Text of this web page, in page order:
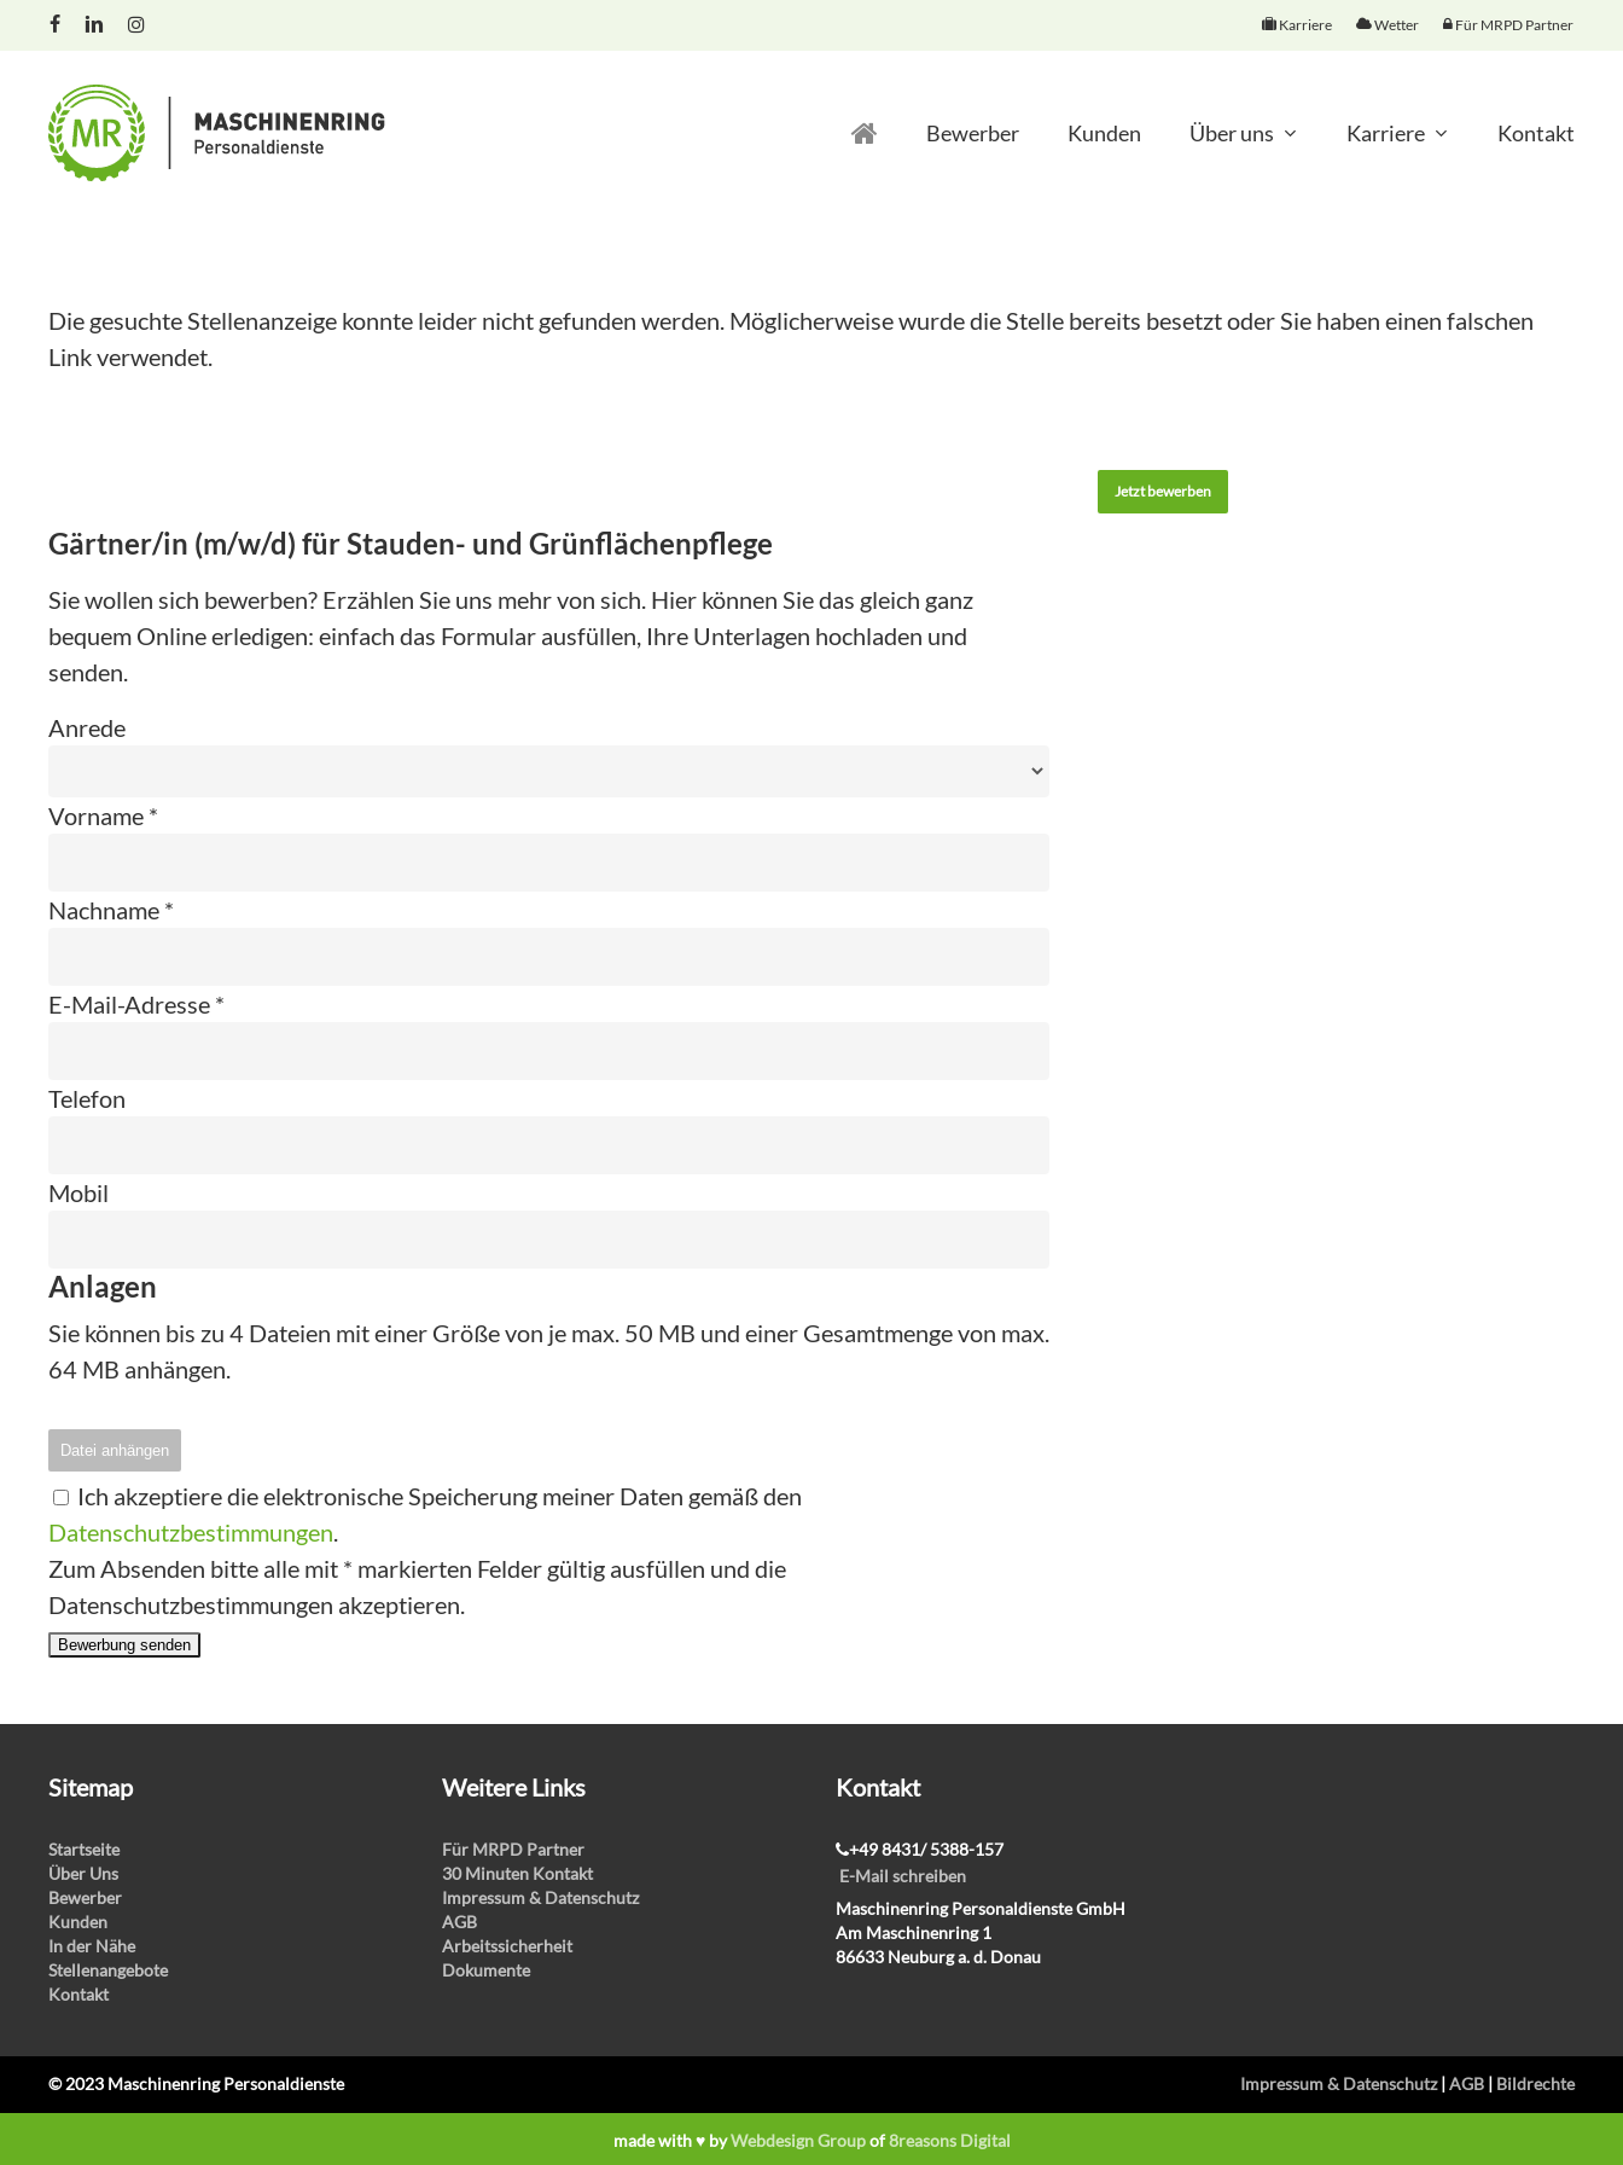
content
facebooklinkedininstagram Karriere Wetter Für MRPD Partner
Bewerber Kunden Über uns Karriere Kontakt
Die gesuchte Stellenanzeige konnte leider nicht gefunden werden. Möglicherweise wurde die Stelle bereits besetzt oder Sie haben einen falschen
Link verwendet.
Jetzt bewerben
Gärtner/in (m/w/d) für Stauden- und Grünflächenpflege
Sie wollen sich bewerben? Erzählen Sie uns mehr von sich. Hier können Sie das gleich ganz
bequem Online erledigen: einfach das Formular ausfüllen, Ihre Unterlagen hochladen und
senden.
Anrede
Vorname *
Nachname *
E-Mail-Adresse *
Telefon
Mobil
Anlagen
Sie können bis zu 4 Dateien mit einer Größe von je max. 50 MB und einer Gesamtmenge von max.
64 MB anhängen.
Datei anhängen
Ich akzeptiere die elektronische Speicherung meiner Daten gemäß den
Datenschutzbestimmungen.
Zum Absenden bitte alle mit * markierten Felder gültig ausfüllen und die
Datenschutzbestimmungen akzeptieren.
Bewerbung senden
Sitemap
Startseite
Über Uns
Bewerber
Kunden
In der Nähe
Stellenangebote
Kontakt
Weitere Links
Für MRPD Partner
30 Minuten Kontakt
Impressum & Datenschutz
AGB
Arbeitssicherheit
Dokumente
Kontakt
+49 8431/ 5388-157
E-Mail schreiben
Maschinenring Personaldienste GmbH
Am Maschinenring 1
86633 Neuburg a. d. Donau
© 2023 Maschinenring Personaldienste Impressum & Datenschutz| AGB| Bildrechte
made with ♥ byWebdesign Groupof8reasons Digital